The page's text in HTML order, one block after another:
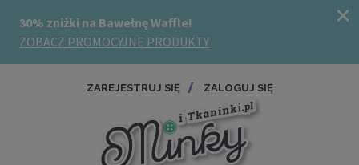
ZAREJESTRUJ SIĘ ZALOGUJ SIĘ